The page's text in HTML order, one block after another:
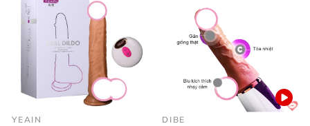
YEAIN DIBE